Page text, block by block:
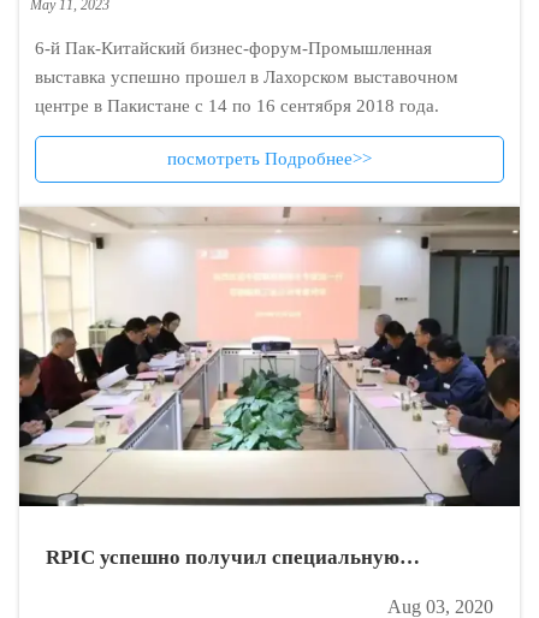
May 11, 2023
6-й Пак-Китайский бизнес-форум-Промышленная
выставка успешно прошел в Лахорском выставочном
центре в Пакистане с 14 по 16 сентября 2018 года.
посмотреть Подробнее>>
RPIC успешно получил специальную
Aug 03, 2020